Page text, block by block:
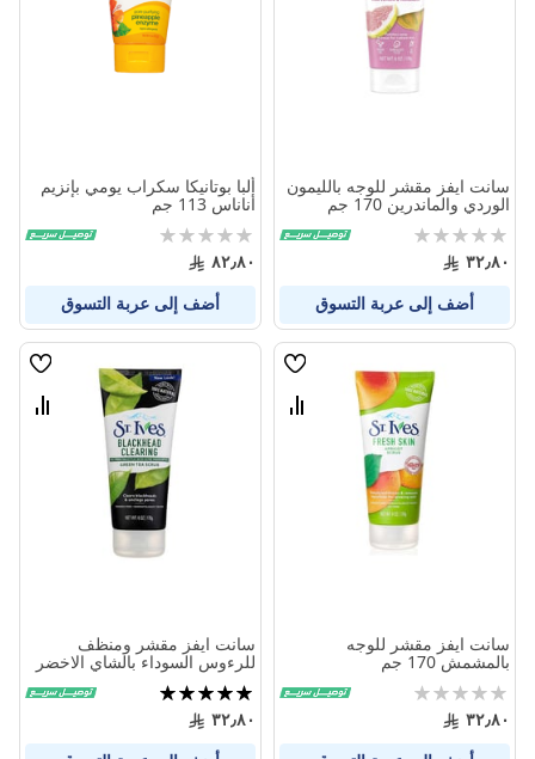
سانت ايفز مقشر للوجه بالليمون
الوردي والماندرين 170 جم
Rating:
0%
٣٢٫٨٠
أضف إلى عربة التسوق
ألبا بوتانيكا سكراب يومي بإنزيم
أناناس 113 جم
Rating:
0%
٨٢٫٨٠
أضف إلى عربة التسوق
قائمة
قارن
سانت ايفز مقشر للوجه
بالمشمش 170 جم
Rating:
0%
٣٢٫٨٠
قائمة
قارن
سانت ايفز مقشر ومنظف
للرءوس السوداء بالشاي الاخضر
170 جم
تقييم:
100%
٣٢٫٨٠